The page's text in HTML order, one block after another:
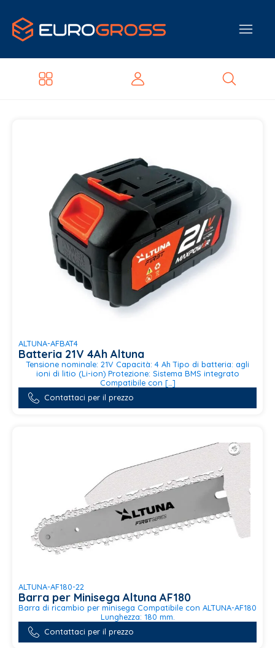
ALTUNA-AFBAT4
Batteria 21V 4Ah Altuna
Tensione nominale: 21V Capacità: 4 Ah Tipo di batteria: agli
ioni di litio (Li-ion) Protezione: Sistema BMS integrato
Compatibile con […]
Contattaci per il prezzo
ALTUNA-AF180-22
Barra per Minisega Altuna AF180
Barra di ricambio per minisega Compatibile con ALTUNA-AF180
Lunghezza: 180 mm.
Contattaci per il prezzo